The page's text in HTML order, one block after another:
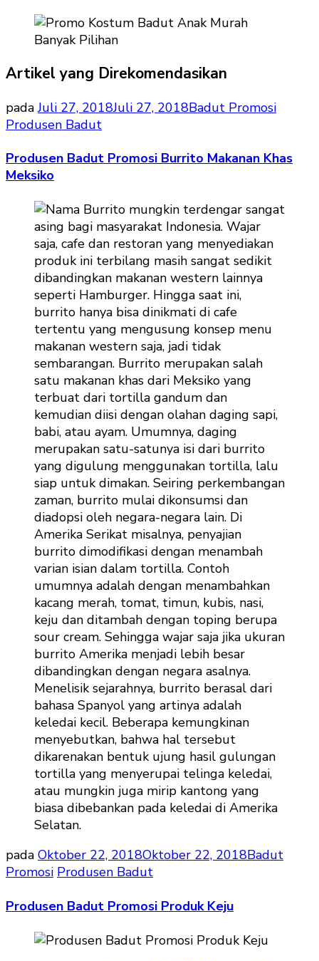
Artikel yang Direkomendasikan
padaJuli 27, 2018Juli 27, 2018Badut Promosi
Produsen Badut
Produsen Badut Promosi Burrito Makanan Khas
Meksiko
pada Oktober 22, 2018Oktober 22, 2018Badut
Promosi Produsen Badut
Produsen Badut Promosi Produk Keju